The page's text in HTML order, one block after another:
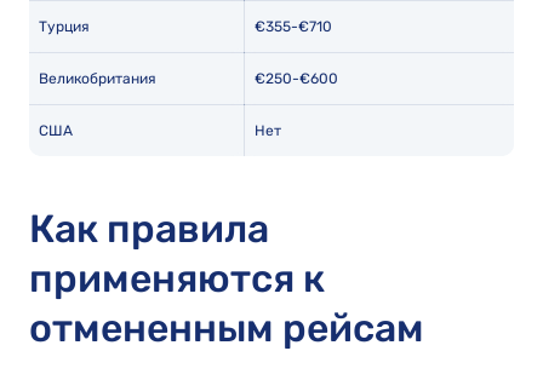
Турция €355-€710
Великобритания €250-€600
США Нет
Как правила
применяются к
отмененным рейсам